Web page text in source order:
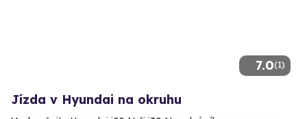
7.0(1)
Jízda v Hyundai na okruhu